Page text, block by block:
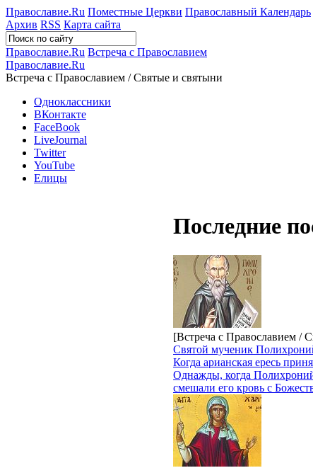
Православие.Ru Поместные Церкви Православный Календарь
Архив RSS Карта сайта
Православие.Ru Встреча с Православием
Православие.Ru
Встреча с Православием / Святые и святыни
Одноклассники
ВКонтакте
FaceBook
LiveJournal
Twitter
YouTube
Елицы
Последние
[Встреча с Православием /
Святой мученик
Когда арианская ересь
Однажды, когда
смешали его кровь с